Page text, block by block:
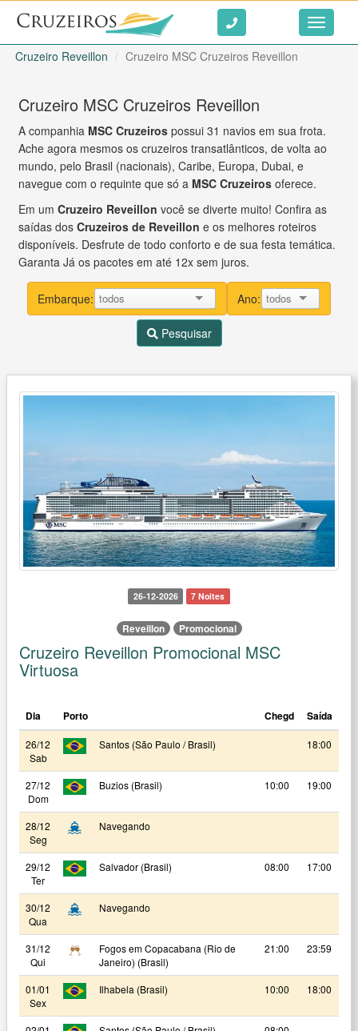
Ir ao conteúdo
Toggle
Cruzeiro Reveillon
Cruzeiro MSC Cruzeiros Reveillon
Cruzeiro MSC Cruzeiros Reveillon
A companhia MSC Cruzeiros possui 31 navios em sua frota.
Ache agora mesmos os cruzeiros transatlânticos, de volta ao
mundo, pelo Brasil (nacionais), Caribe, Europa, Dubai, e
navegue com o requinte que só a MSC Cruzeiros oferece.
Em um Cruzeiro Reveillon você se diverte muito! Confira as
saídas dos Cruzeiros de Reveillon e os melhores roteiros
disponíveis. Desfrute de todo conforto e de sua festa temática.
Garanta Já os pacotes em até 12x sem juros.
Embarque: Ano:
Pesquisar
26-12-2026 7 Noites
Reveillon Promocional
Cruzeiro Reveillon Promocional MSC
Virtuosa
Dia Porto Chegd Saída
26/12
Sab
Santos (São Paulo / Brasil) 18:00
27/12
Dom
Buzios (Brasil) 10:00 19:00
28/12
Seg
Navegando
29/12
Ter
Salvador (Brasil) 08:00 17:00
30/12
Qua
Navegando
31/12
Qui
Fogos em Copacabana (Rio de
Janeiro) (Brasil)
21:00 23:59
01/01
Sex
Ilhabela (Brasil) 10:00 18:00